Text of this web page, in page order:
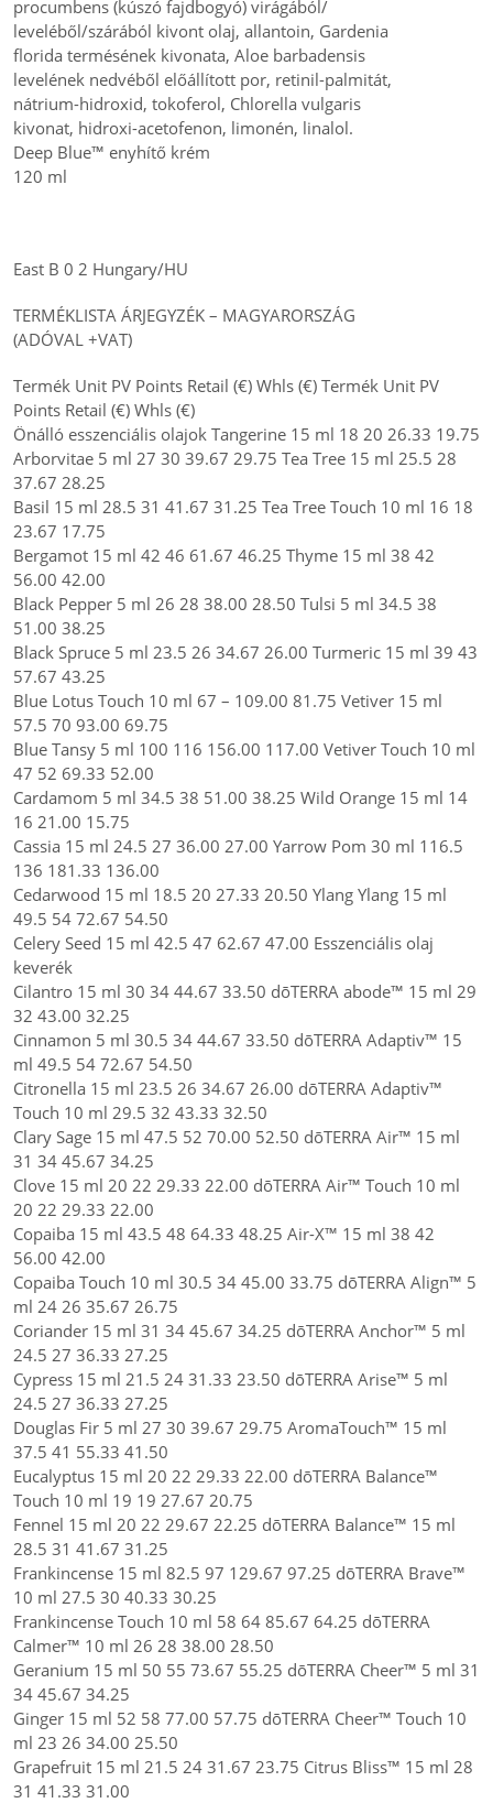
procumbens (kúszó fajdbogyó) virágából/
leveléből/szárából kivont olaj, allantoin, Gardenia
florida termésének kivonata, Aloe barbadensis
levelének nedvéből előállított por, retinil-palmitát,
nátrium-hidroxid, tokoferol, Chlorella vulgaris
kivonat, hidroxi-acetofenon, limonén, linalol.
Deep Blue™ enyhítő krém
120 ml
East B 0 2 Hungary/HU
TERMÉKLISTA ÁRJEGYZÉK – MAGYARORSZÁG
(ADÓVAL +VAT)
Termék Unit PV Points Retail (€) Whls (€) Termék Unit PV
Points Retail (€) Whls (€)
Önálló esszenciális olajok Tangerine 15 ml 18 20 26.33 19.75
Arborvitae 5 ml 27 30 39.67 29.75 Tea Tree 15 ml 25.5 28
37.67 28.25
Basil 15 ml 28.5 31 41.67 31.25 Tea Tree Touch 10 ml 16 18
23.67 17.75
Bergamot 15 ml 42 46 61.67 46.25 Thyme 15 ml 38 42
56.00 42.00
Black Pepper 5 ml 26 28 38.00 28.50 Tulsi 5 ml 34.5 38
51.00 38.25
Black Spruce 5 ml 23.5 26 34.67 26.00 Turmeric 15 ml 39 43
57.67 43.25
Blue Lotus Touch 10 ml 67 – 109.00 81.75 Vetiver 15 ml
57.5 70 93.00 69.75
Blue Tansy 5 ml 100 116 156.00 117.00 Vetiver Touch 10 ml
47 52 69.33 52.00
Cardamom 5 ml 34.5 38 51.00 38.25 Wild Orange 15 ml 14
16 21.00 15.75
Cassia 15 ml 24.5 27 36.00 27.00 Yarrow Pom 30 ml 116.5
136 181.33 136.00
Cedarwood 15 ml 18.5 20 27.33 20.50 Ylang Ylang 15 ml
49.5 54 72.67 54.50
Celery Seed 15 ml 42.5 47 62.67 47.00 Esszenciális olaj
keverék
Cilantro 15 ml 30 34 44.67 33.50 dōTERRA abode™ 15 ml 29
32 43.00 32.25
Cinnamon 5 ml 30.5 34 44.67 33.50 dōTERRA Adaptiv™ 15
ml 49.5 54 72.67 54.50
Citronella 15 ml 23.5 26 34.67 26.00 dōTERRA Adaptiv™
Touch 10 ml 29.5 32 43.33 32.50
Clary Sage 15 ml 47.5 52 70.00 52.50 dōTERRA Air™ 15 ml
31 34 45.67 34.25
Clove 15 ml 20 22 29.33 22.00 dōTERRA Air™ Touch 10 ml
20 22 29.33 22.00
Copaiba 15 ml 43.5 48 64.33 48.25 Air-X™ 15 ml 38 42
56.00 42.00
Copaiba Touch 10 ml 30.5 34 45.00 33.75 dōTERRA Align™ 5
ml 24 26 35.67 26.75
Coriander 15 ml 31 34 45.67 34.25 dōTERRA Anchor™ 5 ml
24.5 27 36.33 27.25
Cypress 15 ml 21.5 24 31.33 23.50 dōTERRA Arise™ 5 ml
24.5 27 36.33 27.25
Douglas Fir 5 ml 27 30 39.67 29.75 AromaTouch™ 15 ml
37.5 41 55.33 41.50
Eucalyptus 15 ml 20 22 29.33 22.00 dōTERRA Balance™
Touch 10 ml 19 19 27.67 20.75
Fennel 15 ml 20 22 29.67 22.25 dōTERRA Balance™ 15 ml
28.5 31 41.67 31.25
Frankincense 15 ml 82.5 97 129.67 97.25 dōTERRA Brave™
10 ml 27.5 30 40.33 30.25
Frankincense Touch 10 ml 58 64 85.67 64.25 dōTERRA
Calmer™ 10 ml 26 28 38.00 28.50
Geranium 15 ml 50 55 73.67 55.25 dōTERRA Cheer™ 5 ml 31
34 45.67 34.25
Ginger 15 ml 52 58 77.00 57.75 dōTERRA Cheer™ Touch 10
ml 23 26 34.00 25.50
Grapefruit 15 ml 21.5 24 31.67 23.75 Citrus Bliss™ 15 ml 28
31 41.33 31.00